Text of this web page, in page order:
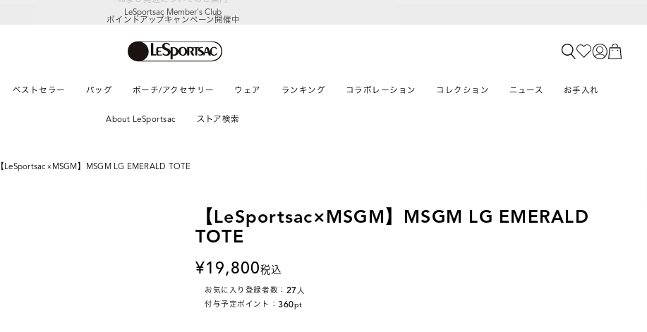
LeSportsac Member's Club
ポイントアップキャンペーン開催中
ベストセラー バッグ ポーチ/アクセサリー ウェア ランキング コラボレーション コレクション ニュース お手入れ
About LeSportsac ストア検索
【LeSportsac×MSGM】MSGM LG EMERALD TOTE
【LeSportsac×MSGM】MSGM LG EMERALD
TOTE
19,800税込
お気に入り登録者数： 27 人
付与予定ポイント：360pt